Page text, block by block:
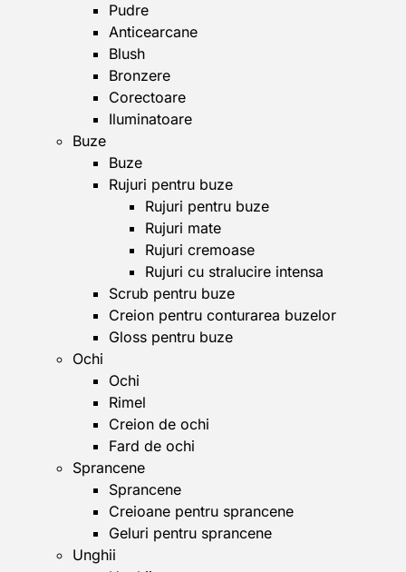
Pudre
Anticearcane
Blush
Bronzere
Corectoare
Iluminatoare
Buze
Buze
Rujuri pentru buze
Rujuri pentru buze
Rujuri mate
Rujuri cremoase
Rujuri cu stralucire intensa
Scrub pentru buze
Creion pentru conturarea buzelor
Gloss pentru buze
Ochi
Ochi
Rimel
Creion de ochi
Fard de ochi
Sprancene
Sprancene
Creioane pentru sprancene
Geluri pentru sprancene
Unghii